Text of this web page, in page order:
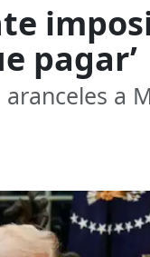
pagar’
a